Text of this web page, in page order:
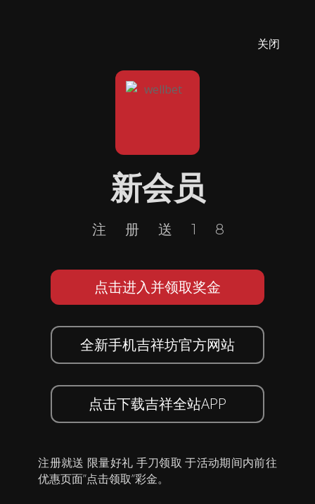
关闭
新会员
注册送18
点击进入并领取奖金
全新手机吉祥坊官方网站
点击下载吉祥全站APP
注册就送 限量好礼 手刀领取 于活动期间内前往
优惠页面”点击领取”彩金。